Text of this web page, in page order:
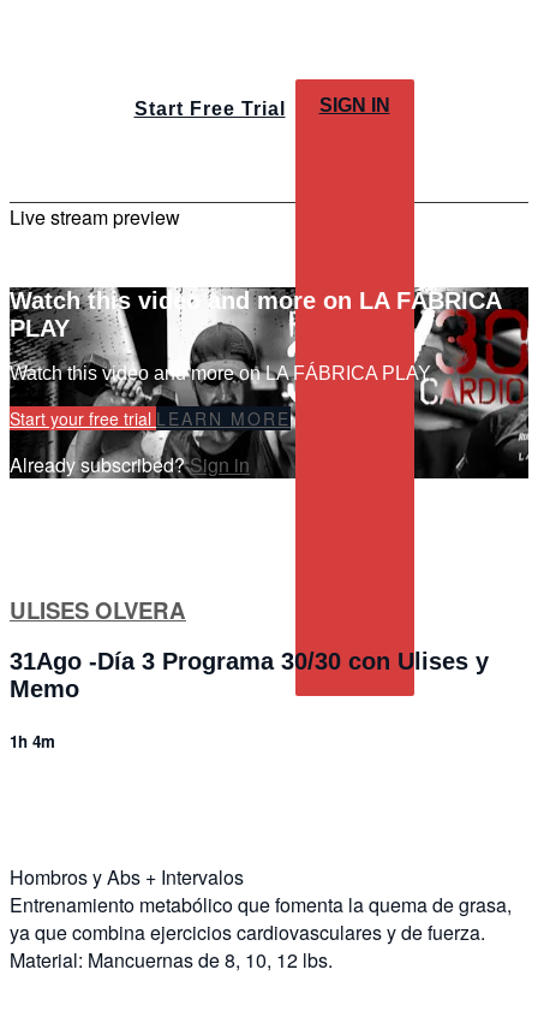
Start Free Trial SIGN IN
Live stream preview
Watch this video and more on LA FÁBRICA
PLAY
Watch this video and more on LA FÁBRICA PLAY
Start your free trial LEARN MORE
Already subscribed?Sign in
ULISES OLVERA
31Ago -Día 3 Programa 30/30 con Ulises y
Memo
1h 4m
Hombros y Abs + Intervalos
Entrenamiento metabólico que fomenta la quema de grasa,
ya que combina ejercicios cardiovasculares y de fuerza.
Material: Mancuernas de 8, 10, 12 lbs.